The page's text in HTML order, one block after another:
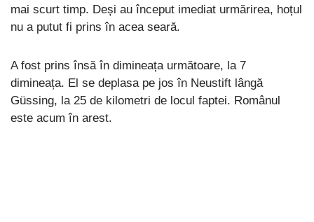
mai scurt timp. Deși au început imediat urmărirea, hoțul
nu a putut fi prins în acea seară.
A fost prins însă în dimineața următoare, la 7
dimineața. El se deplasa pe jos în Neustift lângă
Güssing, la 25 de kilometri de locul faptei. Românul
este acum în arest.